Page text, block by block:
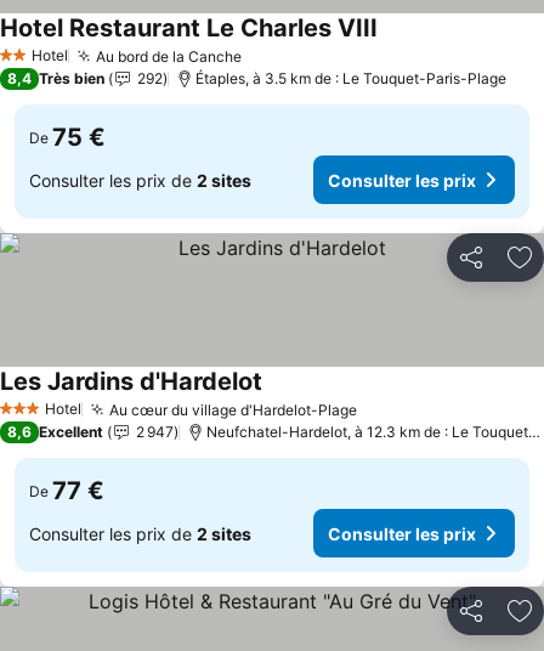
2 Étoiles
Hotel Au bord de la Canche
Hotel Restaurant Le Charles VIII
8,4 Très bien 292 Étaples, à 3.5 km de : Le Touquet-Paris-Plage
De 75 €
Consulter les prix de 2 sites Consulter les prix
Partager
3 ÉtoilesHotel Au cœur du village d'Hardelot-Plage
Les Jardins d'Hardelot
8,6 Excellent 2 947 Neufchatel-Hardelot, à 12.3 km de : Le Touquet-Paris-Plage
De 77 €
Consulter les prix de 2 sites Consulter les prix
Partager